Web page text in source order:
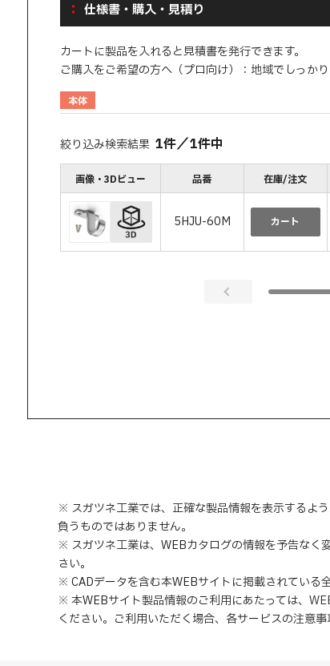
仕様書・購入・見積り
カートに製品を入れると見積書を発行できます。
ご購入をご希望の方へ（プロ向け）：地域でしっか
本体
絞り込み検索結果 1件／1件中
画像・3Dビュー 品番 在庫/注文
5HJU-60M カート
※ スガツネ工業では、正確な製品情報を表示するよ
負うものではありません。
※ スガツネ工業は、WEBカタログの情報を予告なく
さい。
※ CADデータを含む本WEBサイトに掲載されている
※ 本WEBサイト製品情報のご利用にあたっては、
ください。ご利用いただく場合、各サービスの注意事